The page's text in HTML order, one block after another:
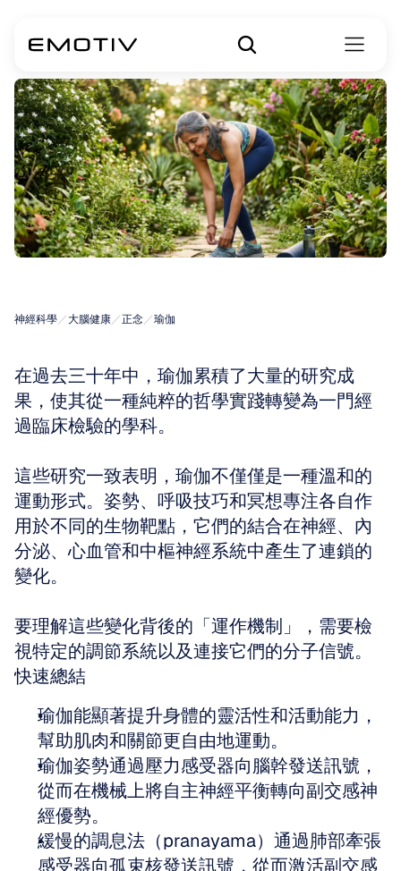
神經科學／大腦健康／正念／瑜伽
在過去三十年中，瑜伽累積了大量的研究成
果，使其從一種純粹的哲學實踐轉變為一門經
過臨床檢驗的學科。
這些研究一致表明，瑜伽不僅僅是一種溫和的
運動形式。姿勢、呼吸技巧和冥想專注各自作
用於不同的生物靶點，它們的結合在神經、內
分泌、心血管和中樞神經系統中產生了連鎖的
變化。
要理解這些變化背後的「運作機制」，需要檢
視特定的調節系統以及連接它們的分子信號。
快速總結
瑜伽能顯著提升身體的靈活性和活動能力，
幫助肌肉和關節更自由地運動。
瑜伽姿勢通過壓力感受器向腦幹發送訊號，
從而在機械上將自主神經平衡轉向副交感神
經優勢。
緩慢的調息法（pranayama）通過肺部牽張
感受器向孤束核發送訊號，從而激活副交感